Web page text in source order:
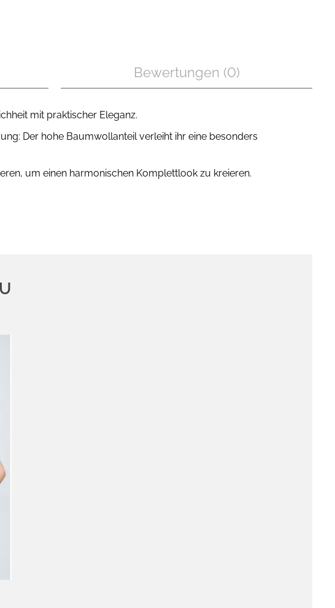
Bewertungen (0)
mit praktischer Eleganz.
Der hohe Baumwollanteil verleiht ihr eine besonders
um einen harmonischen Komplettlook zu kreieren.